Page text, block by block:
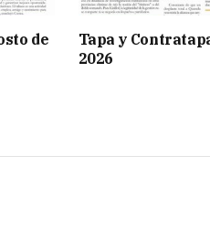
de
Tapa y
2026